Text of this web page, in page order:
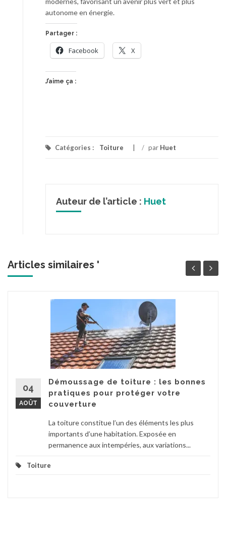
autonome en énergie.
Partager :
Facebook X
J’aime ça :
Catégories : Toiture / par Huet
Auteur de l’article : Huet
Articles similaires '
04
AOÛT
Démoussage de toiture : les bonnes
pratiques pour protéger votre
couverture
La toiture constitue l’un des éléments les plus
importants d’une habitation. Exposée en
permanence aux intempéries, aux variations...
Toiture